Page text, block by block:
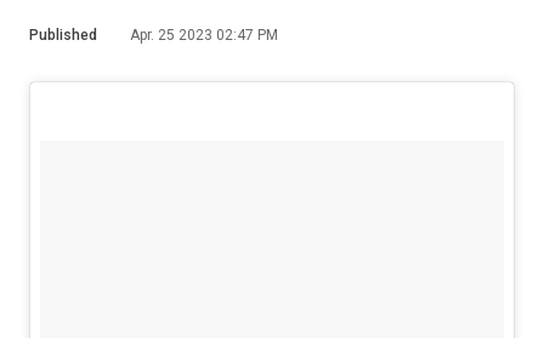
Published Apr. 25 2023 02:47 PM